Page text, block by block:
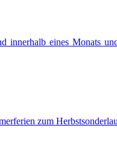
eines Monats
zum